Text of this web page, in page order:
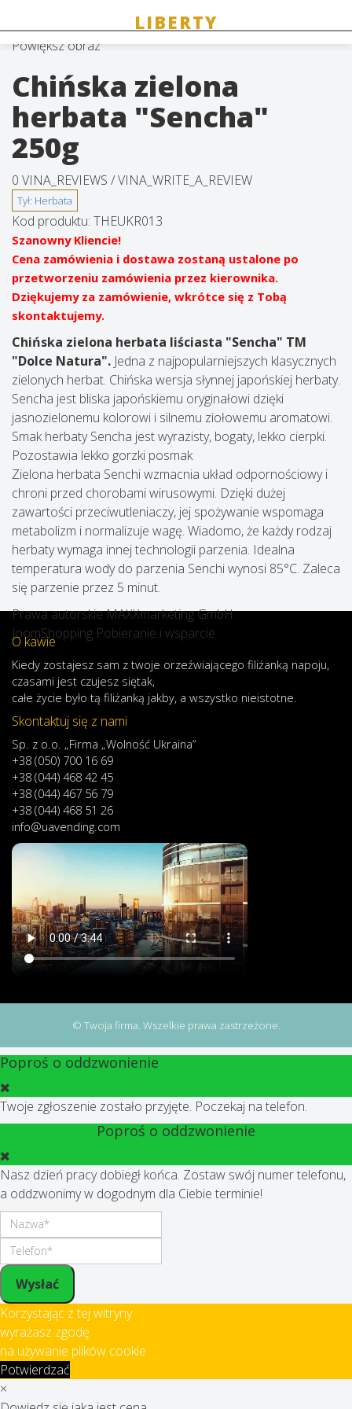
Powiększ obraz
Chińska zielona
herbata "Sencha"
250g
0 VINA_REVIEWS /VINA_WRITE_A_REVIEW
Kod produktu: THEUKR013
Szanowny Kliencie!
Cena zamówienia i dostawa zostaną ustalone po
przetworzeniu zamówienia przez kierownika.
Dziękujemy za zamówienie, wkrótce się z Tobą
skontaktujemy.
Chińska zielona herbata liściasta "Sencha" TM
"Dolce Natura". Jedna z najpopularniejszych klasycznych
zielonych herbat. Chińska wersja słynnej japońskiej herbaty.
Sencha jest bliska japońskiemu oryginałowi dzięki
jasnozielonemu kolorowi i silnemu ziołowemu aromatowi.
Smak herbaty Sencha jest wyrazisty, bogaty, lekko cierpki.
Pozostawia lekko gorzki posmak
Zielona herbata Senchi wzmacnia układ odpornościowy i
chroni przed chorobami wirusowymi. Dzięki dużej
zawartości przeciwutleniaczy, jej spożywanie wspomaga
metabolizm i normalizuje wagę. Wiadomo, że każdy rodzaj
herbaty wymaga innej technologii parzenia. Idealna
temperatura wody do parzenia Senchi wynosi 85°C. Zaleca
się parzenie przez 5 minut.
Prawa autorskie MAXXmarketing GmbH
JoomShopping Pobieranie i wsparcie
O kawie
Kiedy zostajesz sam z twoje orzeźwiającego filiżanką napoju,
czasami jest czujesz siętak,
całe życie było tą filiżanką jakby, a wszystko nieistotne.
Skontaktuj się z nami
Sp. z o.o. „Firma „Wolność Ukraina”
+38 (050) 700 16 69
+38 (044) 468 42 45
+38 (044) 467 56 79
+38 (044) 468 51 26
info@uavending.com
© Twoja firma. Wszelkie prawa zastrzeżone.
Poproś o oddzwonienie
Twoje zgłoszenie zostało przyjęte. Poczekaj na telefon.
Poproś o oddzwonienie
Nasz dzień pracy dobiegł końca. Zostaw swój numer telefonu,
a oddzwonimy w dogodnym dla Ciebie terminie!
Wysłać
Korzystając z tej witryny
wyrażasz zgodę
na używanie plików cookie
Potwierdzać
×